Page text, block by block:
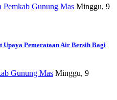
Pemkab Gunung Mas Minggu, 9
Upaya Pemerataan Air Bersih Bagi
Gunung Mas Minggu, 9